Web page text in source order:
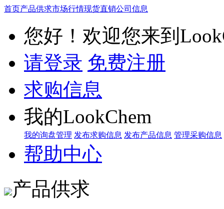
首页产品供求市场行情现货直销公司信息
您好！欢迎您来到
请登录 免费注册
求购信息
我的LookChem
我的询盘管理 发布求购信息 发布产品信息 管理采购信息
帮助中心
产品供求